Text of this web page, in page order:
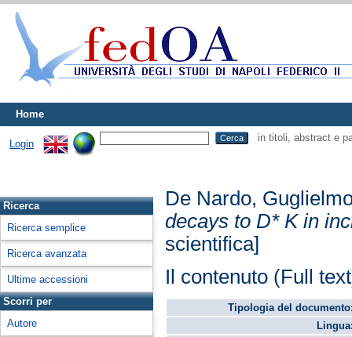
Home
Login
in titoli, abstract e
Ricerca
Ricerca semplice
Ricerca avanzata
Ultime accessioni
Scorri per
Autore
De Nardo,
decays to D* K in
scientifica]
Il contenuto (Full
Tipologia del